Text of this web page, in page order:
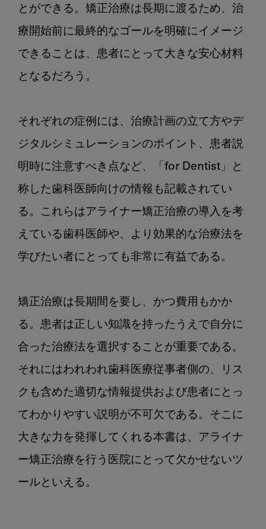
とができる。矯正治療は長期に渡るため、治
療開始前に最終的なゴールを明確にイメージ
できることは、患者にとって大きな安心材料
となるだろう。
それぞれの症例には、治療計画の立て方やデ
ジタルシミュレーションのポイント、患者説
明時に注意すべき点など、「for Dentist」と
称した歯科医師向けの情報も記載されてい
る。これらはアライナー矯正治療の導入を考
えている歯科医師や、より効果的な治療法を
学びたい者にとっても非常に有益である。
矯正治療は長期間を要し、かつ費用もかか
る。患者は正しい知識を持ったうえで自分に
合った治療法を選択することが重要である。
それにはわれわれ歯科医療従事者側の、リス
クも含めた適切な情報提供および患者にとっ
てわかりやすい説明が不可欠である。そこに
大きな力を発揮してくれる本書は、アライナ
ー矯正治療を行う医院にとって欠かせないツ
ールといえる。